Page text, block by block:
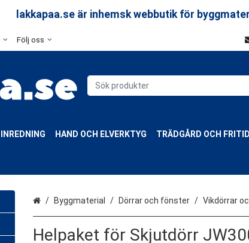
lakkapaa.se är inhemsk webbutik för
Följ oss
INREDNING HAND OCH ELVERKTYG TRÄDGÅRD OCH FRITID
HemByggmaterial Dörrar och fönster Vikdörrar
Helpaket för Skjutdörr